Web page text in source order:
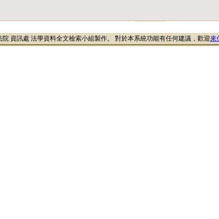
院 資訊處 法學資料全文檢索小組製作。 對於本系統功能有任何建議，歡迎來